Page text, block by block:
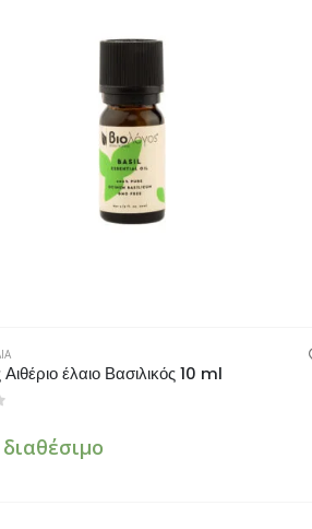
Αιθέριο έλαιο Βασιλικός 10 ml